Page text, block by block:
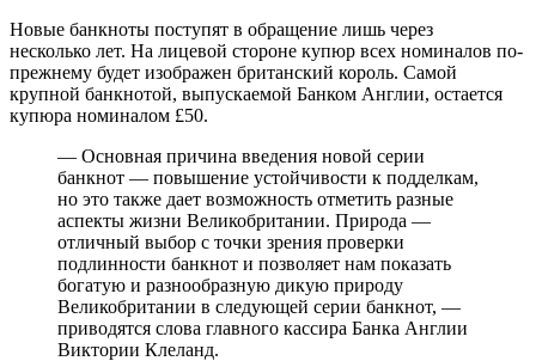
Новые банкноты поступят в обращение лишь через
несколько лет. На лицевой стороне купюр всех номиналов по-
прежнему будет изображен британский король. Самой
крупной банкнотой, выпускаемой Банком Англии, остается
купюра номиналом £50.
— Основная причина введения новой серии
банкнот — повышение устойчивости к подделкам,
но это также дает возможность отметить разные
аспекты жизни Великобритании. Природа —
отличный выбор с точки зрения проверки
подлинности банкнот и позволяет нам показать
богатую и разнообразную дикую природу
Великобритании в следующей серии банкнот, —
приводятся слова главного кассира Банка Англии
Виктории Клеланд.